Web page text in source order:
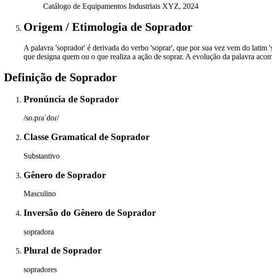
Catálogo de Equipamentos Industriais XYZ, 2024
Origem / Etimologia de Soprador
A palavra 'soprador' é derivada do verbo 'soprar', que por sua vez vem do
que designa quem ou o que realiza a ação de soprar. A evolução da palavra
Definição de Soprador
Pronúncia de Soprador
/so.pɾaˈdoɾ/
Classe Gramatical de Soprador
Substantivo
Gênero de Soprador
Masculino
Inversão do Gênero de Soprador
sopradora
Plural de Soprador
sopradores